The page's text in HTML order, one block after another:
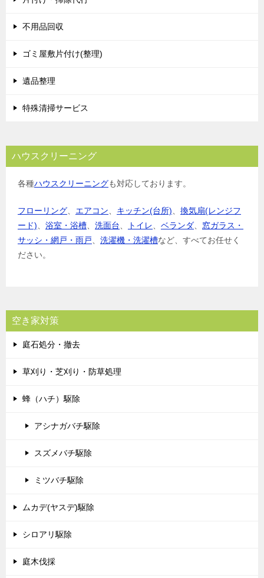
ー
シ 不用品回収
ゴミ屋敷片付け(整理)
遺品整理
特殊清掃サービス
ハウスクリーニング
各種ハウスクリーニングも対応しております。
フローリング、 エアコン、 キッチン(台所)、 換気扇(レンジフ
ード)、 浴室・浴槽、 洗面台、 トイレ、 ベランダ、 窓ガラス・
サッシ・網戸・雨戸、 洗濯機・洗濯槽など、すべてお任せく
ださい。
空き家対策
庭石処分・撤去
草刈り・芝刈り・防草処理
蜂（ハチ）駆除
アシナガバチ駆除
スズメバチ駆除
ミツバチ駆除
ムカデ(ヤスデ)駆除
シロアリ駆除
庭木伐採